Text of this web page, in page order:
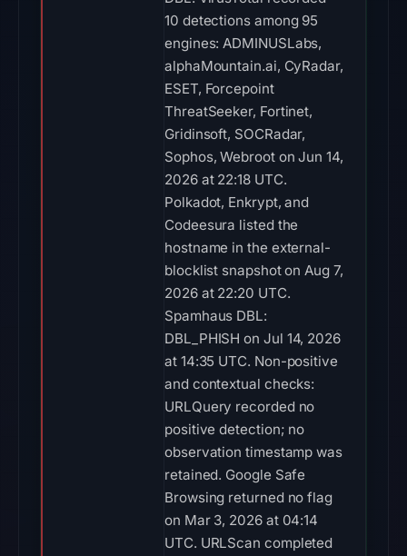
10 detections among 95
engines: ADMINUSLabs,
alphaMountain.ai, CyRadar,
ESET, Forcepoint
ThreatSeeker, Fortinet,
Gridinsoft, SOCRadar,
Sophos, Webroot on Jun 14,
2026 at 22:18 UTC.
Polkadot, Enkrypt, and
Codeesura listed the
hostname in the external-
blocklist snapshot on Aug 7,
2026 at 22:20 UTC.
Spamhaus DBL:
DBL_PHISH on Jul 14, 2026
at 14:35 UTC. Non-positive
and contextual checks:
URLQuery recorded no
positive detection; no
observation timestamp was
retained. Google Safe
Browsing returned no flag
on Mar 3, 2026 at 04:14
UTC. URLScan completed